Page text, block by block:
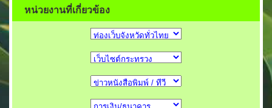
หน่วยงานที่เกี่ยวข้อง